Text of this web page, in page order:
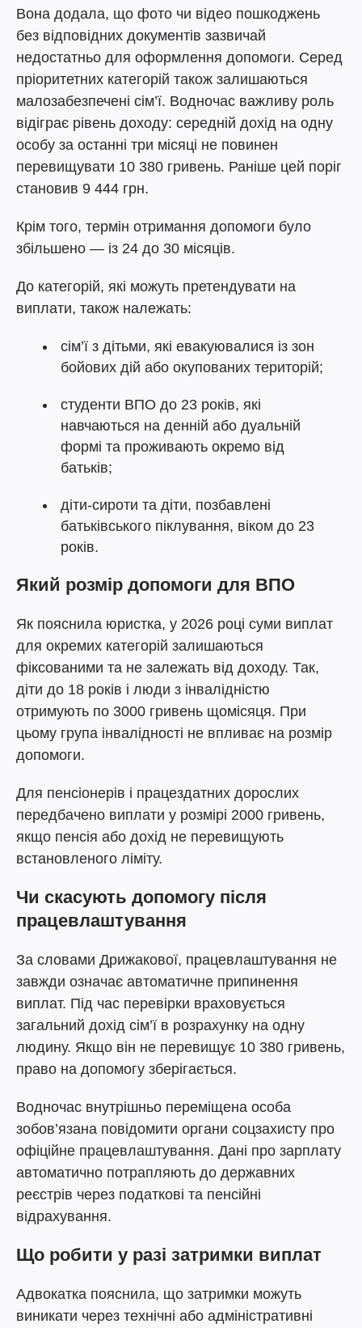
Вона додала, що фото чи відео пошкоджень
без відповідних документів зазвичай
недостатньо для оформлення допомоги. Серед
пріоритетних категорій також залишаються
малозабезпечені сім’ї. Водночас важливу роль
відіграє рівень доходу: середній дохід на одну
особу за останні три місяці не повинен
перевищувати 10 380 гривень. Раніше цей поріг
становив 9 444 грн.
Крім того, термін отримання допомоги було
збільшено — із 24 до 30 місяців.
До категорій, які можуть претендувати на
виплати, також належать:
сім’ї з дітьми, які евакуювалися із зон
бойових дій або окупованих територій;
студенти ВПО до 23 років, які
навчаються на денній або дуальній
формі та проживають окремо від
батьків;
діти-сироти та діти, позбавлені
батьківського піклування, віком до 23
років.
Який розмір допомоги для ВПО
Як пояснила юристка, у 2026 році суми виплат
для окремих категорій залишаються
фіксованими та не залежать від доходу. Так,
діти до 18 років і люди з інвалідністю
отримують по 3000 гривень щомісяця. При
цьому група інвалідності не впливає на розмір
допомоги.
Для пенсіонерів і працездатних дорослих
передбачено виплати у розмірі 2000 гривень,
якщо пенсія або дохід не перевищують
встановленого ліміту.
Чи скасують допомогу після
працевлаштування
За словами Дрижакової, працевлаштування не
завжди означає автоматичне припинення
виплат. Під час перевірки враховується
загальний дохід сім’ї в розрахунку на одну
людину. Якщо він не перевищує 10 380 гривень,
право на допомогу зберігається.
Водночас внутрішньо переміщена особа
зобов’язана повідомити органи соцзахисту про
офіційне працевлаштування. Дані про зарплату
автоматично потрапляють до державних
реєстрів через податкові та пенсійні
відрахування.
Що робити у разі затримки виплат
Адвокатка пояснила, що затримки можуть
виникати через технічні або адміністративні